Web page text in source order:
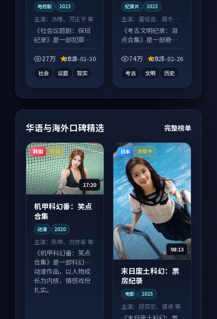
电视剧 2023
主演： 汤唯、河正宇 等
《社会议题剧：探班
纪录》是一部犯罪向
论度高，适合配弹幕
27万 9.8
2025-01-30
社会 议题 现实
纪录片 2023
主演： 雷佳音、周冬雨
等
《考古文明纪录：泪
点合集》是一部悬疑
元素齐全，观感爽快
74万 9.7
2025-02-26
考古 文明 历史
华语与海外口碑精选 完整榜单
韩国 杜比
17:20
机甲科幻番：笑点
合集
动漫 2020
主演： 陈坤、刘亦菲 等
《机甲科幻番：笑点
合集》是一部科幻向
动漫作品，以人物成
长为内核，情感戏份
扎实。
日本 连载中
98:13
末日废土科幻：票
房纪录
电影 2025
主演：段奕宏、谭卓 等